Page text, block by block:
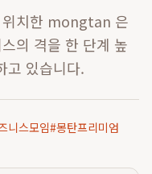
위치한 mongtan 은
의 격을 한 단계 높
고 있습니다.
니스모임#몽탄프리미엄